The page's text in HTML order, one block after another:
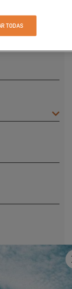
TODAS